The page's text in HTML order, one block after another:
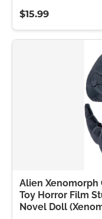
$15.99
Alien Xenomorph
Toy Horror Film
Novel Doll